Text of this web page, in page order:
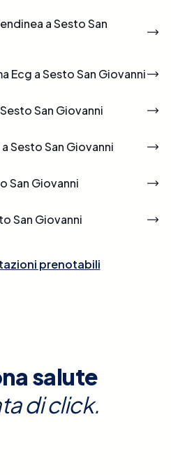
a Sesto San
Ecg a Sesto San Giovanni
San Giovanni
Sesto San Giovanni
San Giovanni
San Giovanni
prenotabili
salute
di click.